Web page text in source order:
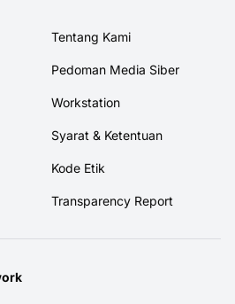
Tentang Kami
Pedoman Media Siber
Workstation
Syarat & Ketentuan
Kode Etik
Transparency Report